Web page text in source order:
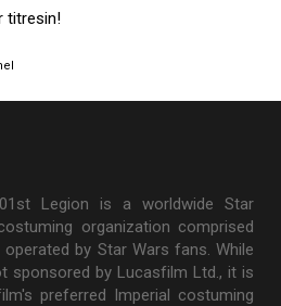
titresin!
Legion is a worldwide Star
organization comprised
by Star Wars fans. While
sponsored by Lucasfilm Ltd., it is
preferred Imperial costuming